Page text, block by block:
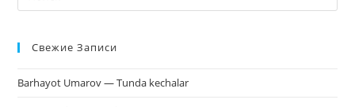
Свежие Записи
Barhayot Umarov — Tunda kechalar